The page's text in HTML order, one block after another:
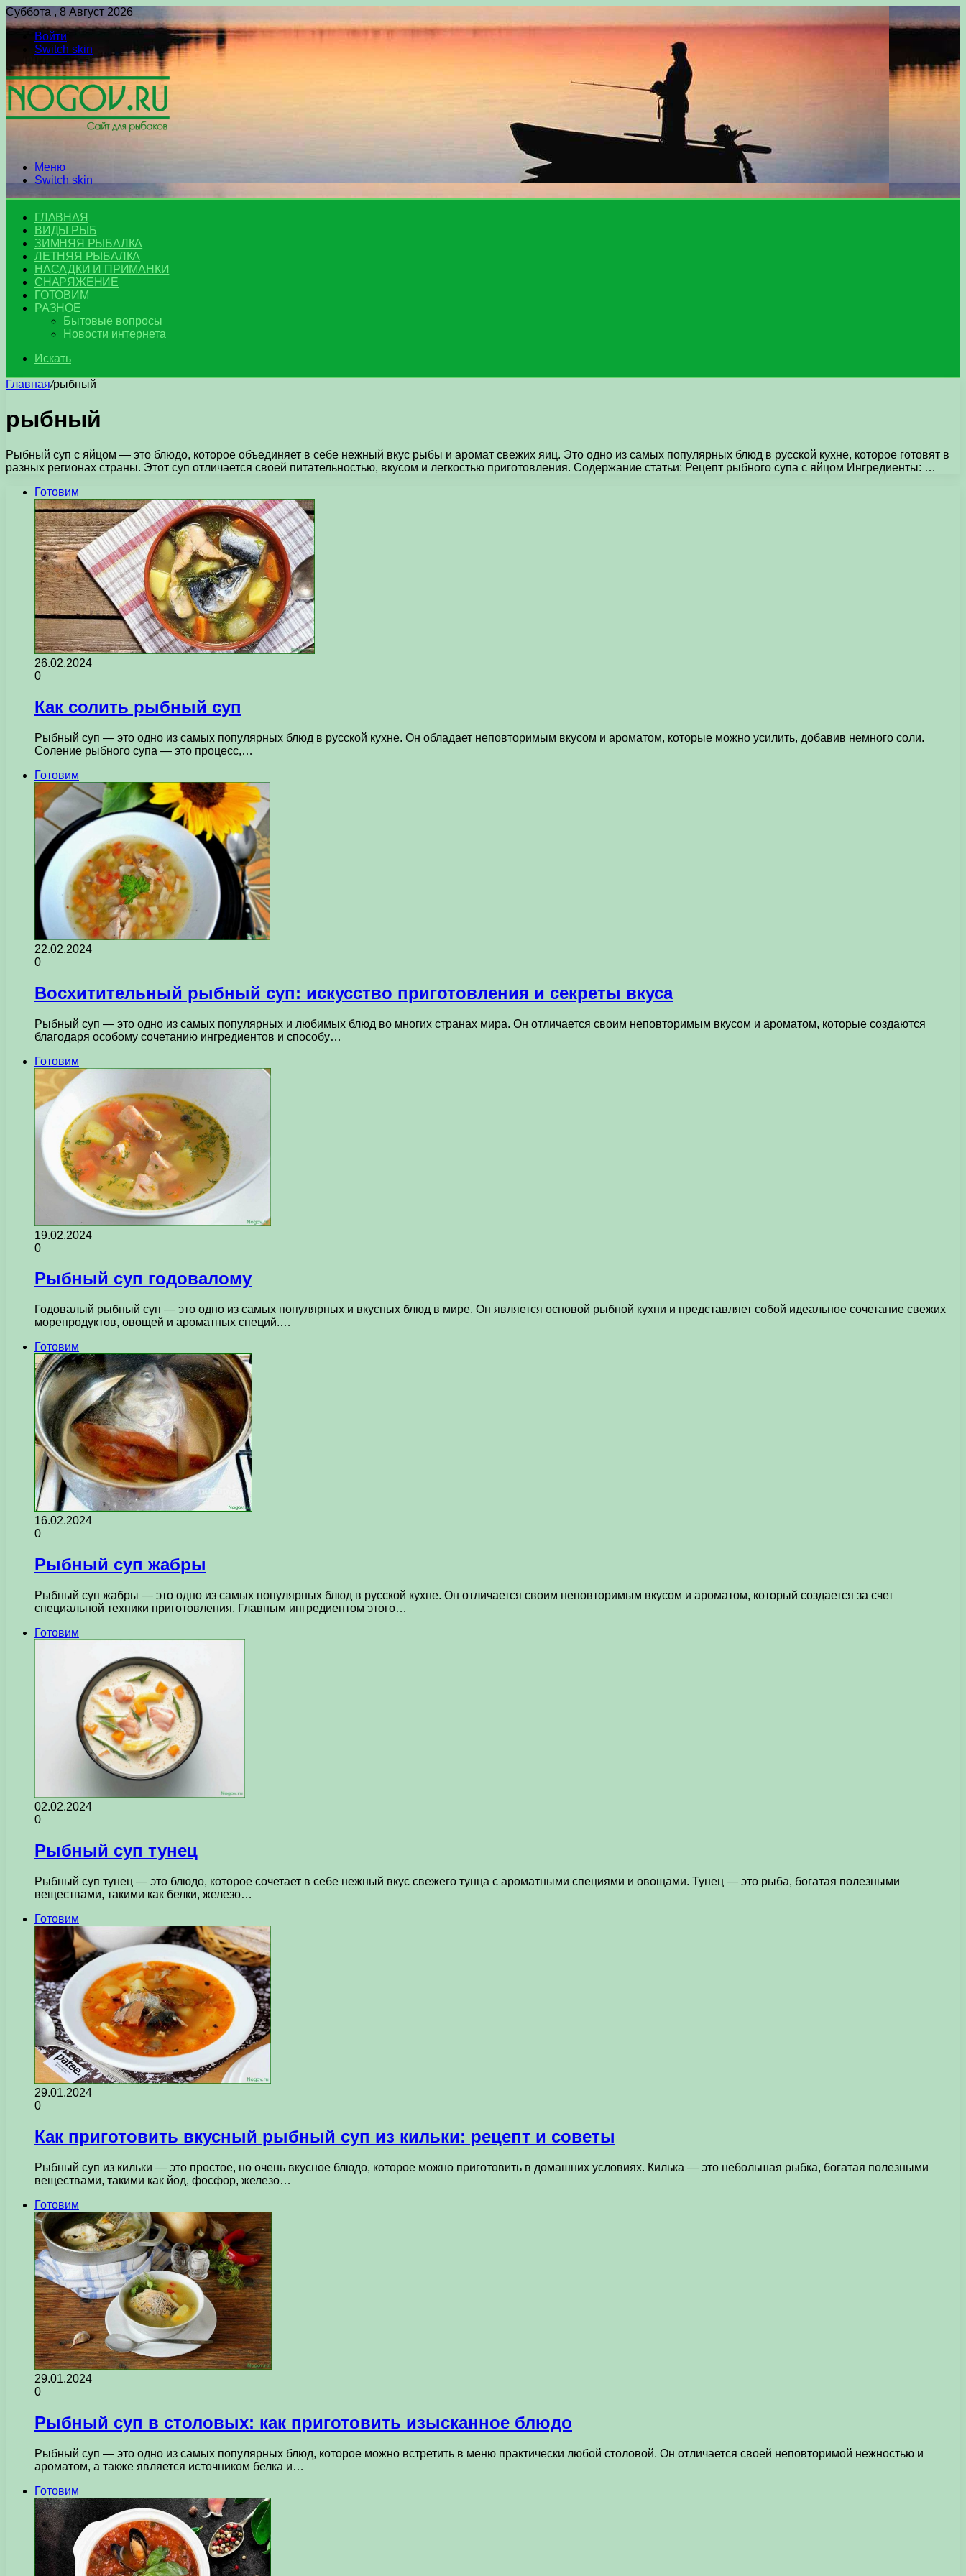
Суббота , 8 Август 2026
Войти
Switch skin
Меню
Switch skin
ГЛАВНАЯ
ВИДЫ РЫБ
ЗИМНЯЯ РЫБАЛКА
ЛЕТНЯЯ РЫБАЛКА
НАСАДКИ И ПРИМАНКИ
СНАРЯЖЕНИЕ
ГОТОВИМ
РАЗНОЕ
Бытовые вопросы
Новости интернета
Искать
Главная/рыбный
рыбный
Рыбный суп с яйцом — это блюдо, которое объединяет в себе нежный вкус рыбы и аромат свежих яиц. Это одно из самых популярных блюд в русской кухне, которое готовят в
разных регионах страны. Этот суп отличается своей питательностью, вкусом и легкостью приготовления. Содержание статьи: Рецепт рыбного супа с яйцом Ингредиенты: …
Готовим
26.02.2024
0
Как солить рыбный суп
Рыбный суп — это одно из самых популярных блюд в русской кухне. Он обладает неповторимым вкусом и ароматом, которые можно усилить, добавив немного соли.
Соление рыбного супа — это процесс,…
Готовим
22.02.2024
0
Восхитительный рыбный суп: искусство приготовления и секреты вкуса
Рыбный суп — это одно из самых популярных и любимых блюд во многих странах мира. Он отличается своим неповторимым вкусом и ароматом, которые создаются
благодаря особому сочетанию ингредиентов и способу…
Готовим
19.02.2024
0
Рыбный суп годовалому
Годовалый рыбный суп — это одно из самых популярных и вкусных блюд в мире. Он является основой рыбной кухни и представляет собой идеальное сочетание свежих
морепродуктов, овощей и ароматных специй.…
Готовим
16.02.2024
0
Рыбный суп жабры
Рыбный суп жабры — это одно из самых популярных блюд в русской кухне. Он отличается своим неповторимым вкусом и ароматом, который создается за счет
специальной техники приготовления. Главным ингредиентом этого…
Готовим
02.02.2024
0
Рыбный суп тунец
Рыбный суп тунец — это блюдо, которое сочетает в себе нежный вкус свежего тунца с ароматными специями и овощами. Тунец — это рыба, богатая полезными
веществами, такими как белки, железо…
Готовим
29.01.2024
0
Как приготовить вкусный рыбный суп из кильки: рецепт и советы
Рыбный суп из кильки — это простое, но очень вкусное блюдо, которое можно приготовить в домашних условиях. Килька — это небольшая рыбка, богатая полезными
веществами, такими как йод, фосфор, железо…
Готовим
29.01.2024
0
Рыбный суп в столовых: как приготовить изысканное блюдо
Рыбный суп — это одно из самых популярных блюд, которое можно встретить в меню практически любой столовой. Он отличается своей неповторимой нежностью и
ароматом, а также является источником белка и…
Готовим